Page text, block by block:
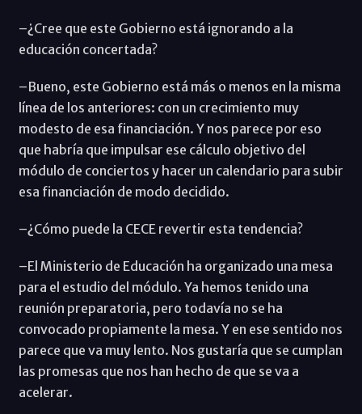
–¿Cree que este Gobierno está ignorando a la
educación concertada?
–Bueno, este Gobierno está más o menos en la misma
línea de los anteriores: con un crecimiento muy
modesto de esa financiación. Y nos parece por eso
que habría que impulsar ese cálculo objetivo del
módulo de conciertos y hacer un calendario para subir
esa financiación de modo decidido.
–¿Cómo puede la CECE revertir esta tendencia?
–El Ministerio de Educación ha organizado una mesa
para el estudio del módulo. Ya hemos tenido una
reunión preparatoria, pero todavía no se ha
convocado propiamente la mesa. Y en ese sentido nos
parece que va muy lento. Nos gustaría que se cumplan
las promesas que nos han hecho de que se va a
acelerar.